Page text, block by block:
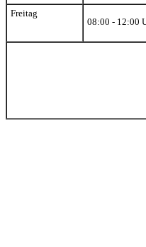
Freitag
08:00 - 12:00